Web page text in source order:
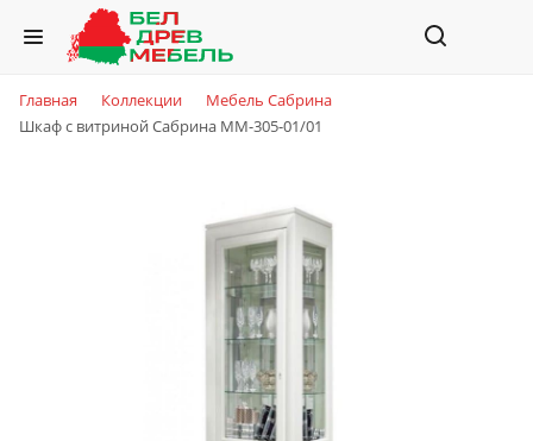
Главная Коллекции
Мебель Сабрина
Шкаф с витриной Сабрина ММ-305-01/01